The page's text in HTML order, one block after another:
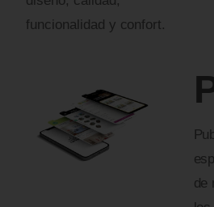
funcionalidad y confort.
de
Datos del